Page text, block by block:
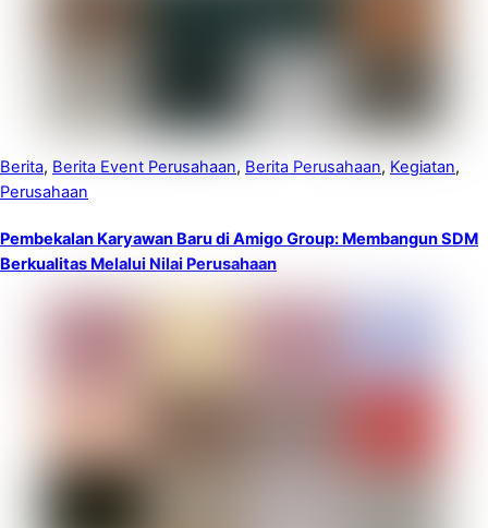
Berita, Berita Event Perusahaan, Berita Perusahaan, Kegiatan,
Perusahaan
Pembekalan Karyawan Baru di Amigo Group: Membangun SDM
Berkualitas Melalui Nilai Perusahaan